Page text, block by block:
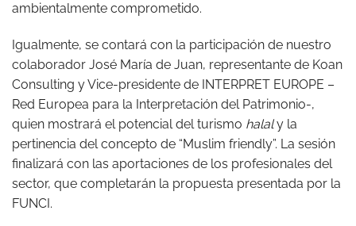
ambientalmente comprometido.
Igualmente, se contará con la participación de nuestro
colaborador José María de Juan, representante de Koan
Consulting y Vice-presidente de INTERPRET EUROPE –
Red Europea para la Interpretación del Patrimonio-,
quien mostrará el potencial del turismo halaly la
pertinencia del concepto de “Muslim friendly”. La sesión
finalizará con las aportaciones de los profesionales del
sector, que completarán la propuesta presentada por la
FUNCI.